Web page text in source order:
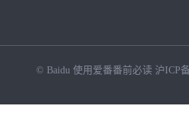
© Baidu 使用爱番番前必读 沪ICP